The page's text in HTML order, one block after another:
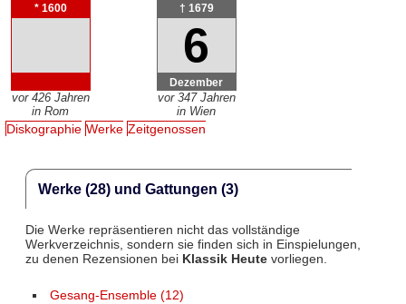
* 1600
vor 426 Jahren
in Rom
† 1679
6
Dezember
vor 347 Jahren
in Wien
Diskographie Werke Zeitgenossen
Werke (28) und Gattungen (3)
Die Werke repräsentieren nicht das vollständige
Werkverzeichnis, sondern sie finden sich in Einspielungen,
zu denen Rezensionen bei Klassik Heutevorliegen.
Gesang-Ensemble (12)